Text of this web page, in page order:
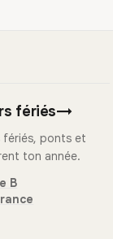
fériés→
fériés, ponts et
ton année.
B